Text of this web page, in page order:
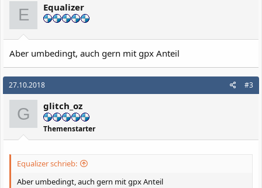
E Equalizer
Aber umbedingt, auch gern mit gpx Anteil
27.10.2018 #3
G glitch_oz
Themenstarter
Equalizer schrieb:
Aber umbedingt, auch gern mit gpx Anteil